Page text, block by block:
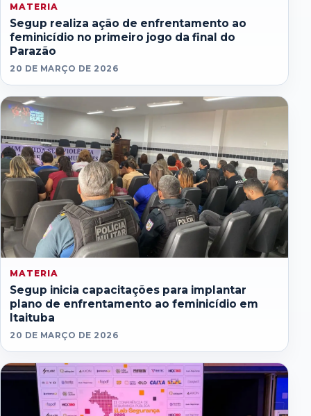
MATERIA
Segup realiza ação de enfrentamento ao
feminicídio no primeiro jogo da final do
Parazão
20 DE MARÇO DE 2026
MATERIA
Segup inicia capacitações para implantar
plano de enfrentamento ao feminicídio em
Itaituba
20 DE MARÇO DE 2026